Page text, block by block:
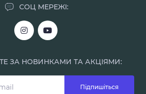
СОЦ МЕРЕЖІ:
ЗА НОВИНКАМИ ТА АКЦІЯМИ:
Підпишіться